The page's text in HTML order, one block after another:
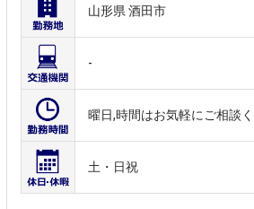
山形県 酒田市
-
曜日,時間はお気軽にご相談
土・日祝